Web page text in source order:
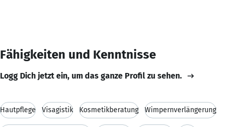
Fähigkeiten und Kenntnisse
Logg Dich jetzt ein, um das ganze Profil zu sehen.
Hautpflege Visagistik Kosmetikberatung Wimpernverlängerung